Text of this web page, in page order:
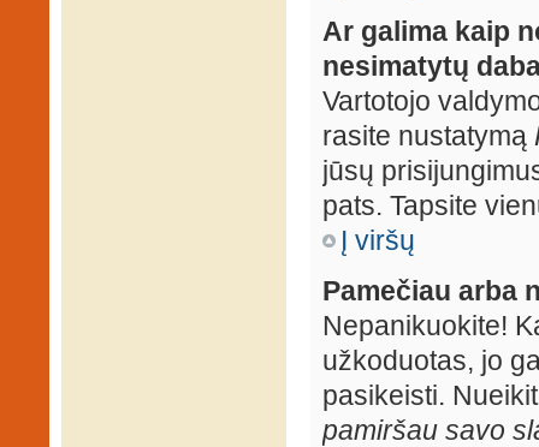
Ar galima kaip
nesimatytų
Vartotojo
rasite nustatymą
jūsų
pats. Tapsite
Į viršų
Pamečiau arba
Nepanikuokite!
užkoduotas, jo
pasikeisti.
pamiršau savo